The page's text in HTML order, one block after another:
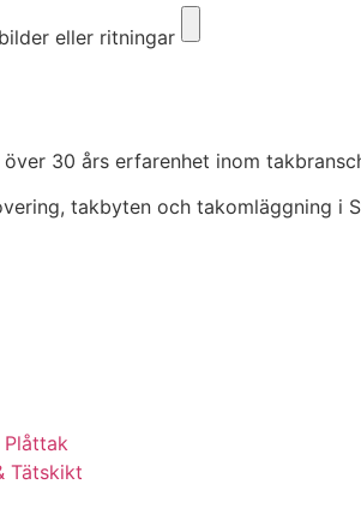
eller ritningar
30 års erfarenhet inom
takbyten och takomläggning i
Tätskikt